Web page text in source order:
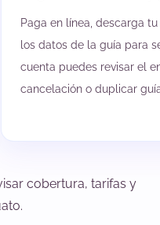
Paga en línea, descarga
los datos de la guía para
cuenta puedes revisar el
cancelación o duplicar
cobertura, tarifas y